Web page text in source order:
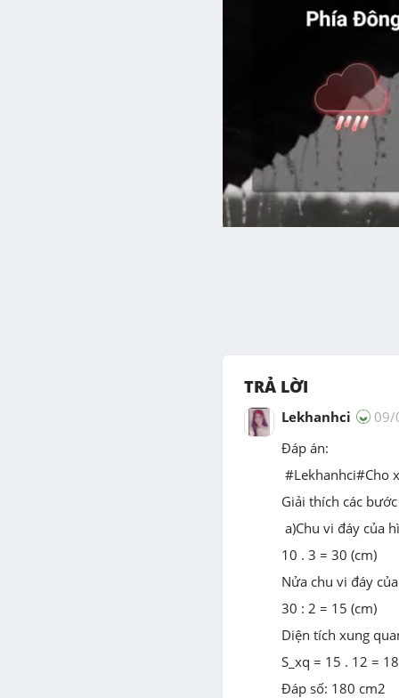
TRẢ LỜI
Lekhanhci
09/
Đáp án:
#Lekhanhci#Cho
Giải thích các
a)Chu vi đáy của
10 . 3 = 30 (cm)
Nửa chu vi đáy
30 : 2 = 15 (cm)
Diện tích xung
S_xq = 15 . 12 =
Đáp số: 180 cm2